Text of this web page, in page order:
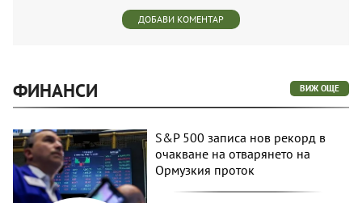
ДОБАВИ КОМЕНТАР
ФИНАНСИ ВИЖ ОЩЕ
S&P 500 записа нов рекорд в
очакване на отварянето на
Ормузкия проток